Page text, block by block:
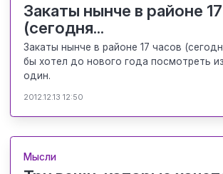
Закаты нынче в районе
(сегодня...
Закаты нынче в районе 17 часов
бы хотел до нового года посмотреть
один.
2012.12.13 12:50
Мысли